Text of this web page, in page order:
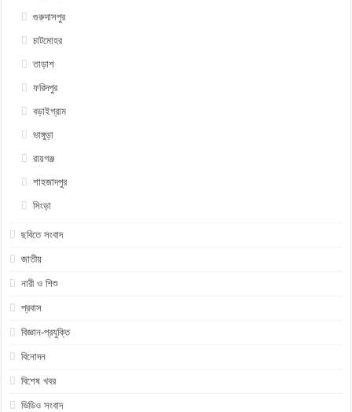
গুরুদাসপুর
চাটমোহর
তাড়াশ
ফরিদপুর
বড়াইগ্রাম
ভাঙ্গুড়া
রায়গঞ্জ
শাহজাদপুর
সিংড়া
ছবিতে সংবাদ
জাতীয়
নারী ও শিশু
প্রবাস
বিজ্ঞান-প্রযুক্তি
বিনোদন
বিশেষ খবর
ভিডিও সংবাদ